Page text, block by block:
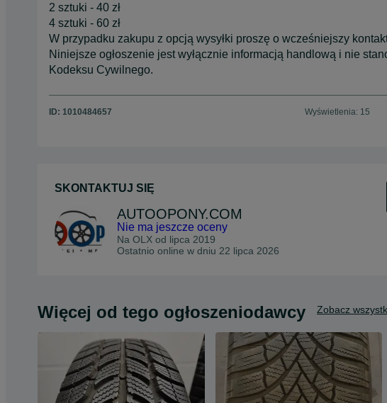
2 sztuki - 40 zł
4 sztuki - 60 zł
W przypadku zakupu z opcją wysyłki proszę o wcześniejszy
Niniejsze ogłoszenie jest wyłącznie informacją handlową i nie
Kodeksu Cywilnego.
ID: 1010484657 Wyświetlenia: 15
SKONTAKTUJ SIĘ
AUTOOPONY.COM
Nie ma jeszcze oceny
Na OLX od lipca 2019
Ostatnio online w dniu 22 lipca 2026
Więcej od tego ogłoszeniodawcy Zobacz